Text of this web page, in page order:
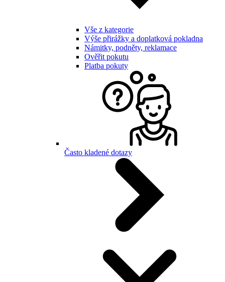
Vše z kategorie
Výše přirážky a doplatková pokladna
Námitky, podněty, reklamace
Ověřit pokutu
Platba pokuty
Často kladené dotazy